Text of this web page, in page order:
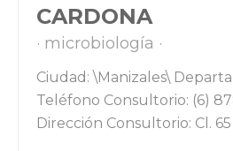
CARDONA
microbiología
Ciudad: \Manizales\
Teléfono Consultorio: (6)
Dirección Consultorio: Cl. 65